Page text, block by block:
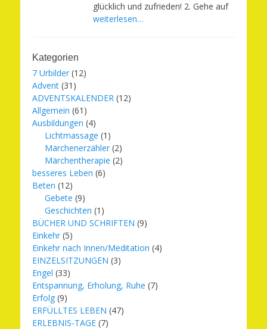
glücklich und zufrieden! 2. Gehe auf
weiterlesen…
Kategorien
7 Urbilder (12)
Advent (31)
ADVENTSKALENDER (12)
Allgemein (61)
Ausbildungen (4)
Lichtmassage (1)
Märchenerzähler (2)
Märchentherapie (2)
besseres Leben (6)
Beten (12)
Gebete (9)
Geschichten (1)
BÜCHER UND SCHRIFTEN (9)
Einkehr (5)
Einkehr nach Innen/Meditation (4)
EINZELSITZUNGEN (3)
Engel (33)
Entspannung, Erholung, Ruhe (7)
Erfolg (9)
ERFÜLLTES LEBEN (47)
ERLEBNIS-TAGE (7)